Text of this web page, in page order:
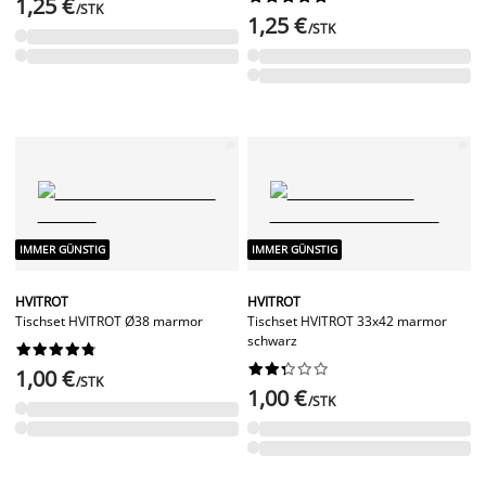
/STK
1,25 €/STK
IMMER GÜNSTIG
HVITROT
Tischset HVITROT Ø38 marmor






1,00 €/STK
IMMER GÜNSTIG
HVITROT
Tischset HVITROT 33x42 marmor
schwarz






1,00 €/STK